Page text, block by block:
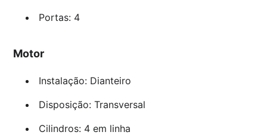
Portas: 4
Motor
Instalação: Dianteiro
Disposição: Transversal
Cilindros: 4 em linha